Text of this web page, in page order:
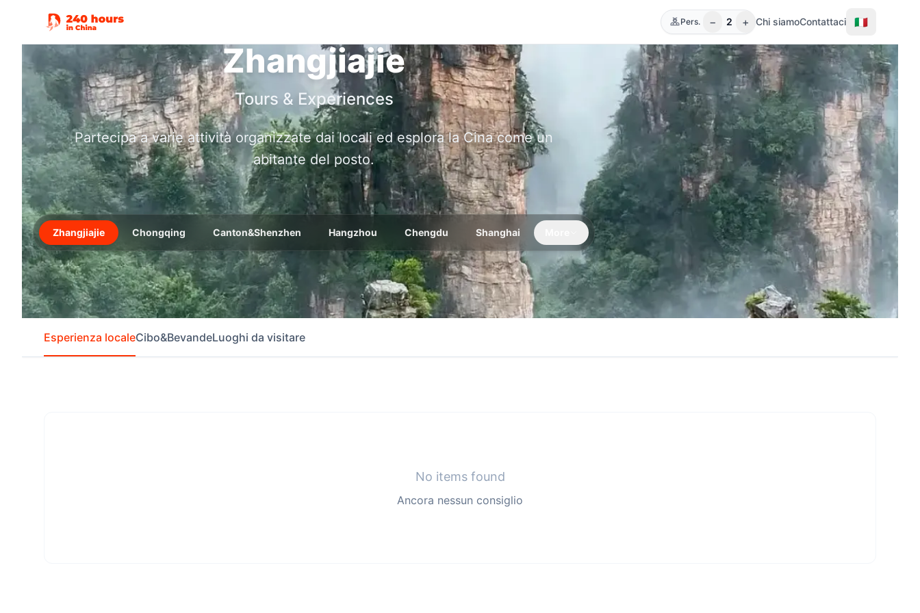
Pers. − 2 + Chi siamoContattaci 🇮🇹
Zhangjiajie
Tours & Experiences
Partecipa a varie attività organizzate dai locali ed esplora la Cina come un
abitante del posto.
Zhangjiajie Chongqing Canton&Shenzhen Hangzhou Chengdu Shanghai
Esperienza localeCibo&BevandeLuoghi da visitare
No items found
Ancora nessun consiglio